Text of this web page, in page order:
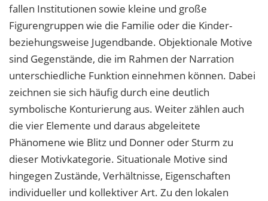
fallen Institutionen sowie kleine und große
Figurengruppen wie die Familie oder die Kinder-
beziehungsweise Jugendbande. Objektionale Motive
sind Gegenstände, die im Rahmen der Narration
unterschiedliche Funktion einnehmen können. Dabei
zeichnen sie sich häufig durch eine deutlich
symbolische Konturierung aus. Weiter zählen auch
die vier Elemente und daraus abgeleitete
Phänomene wie Blitz und Donner oder Sturm zu
dieser Motivkategorie. Situationale Motive sind
hingegen Zustände, Verhältnisse, Eigenschaften
individueller und kollektiver Art. Zu den lokalen